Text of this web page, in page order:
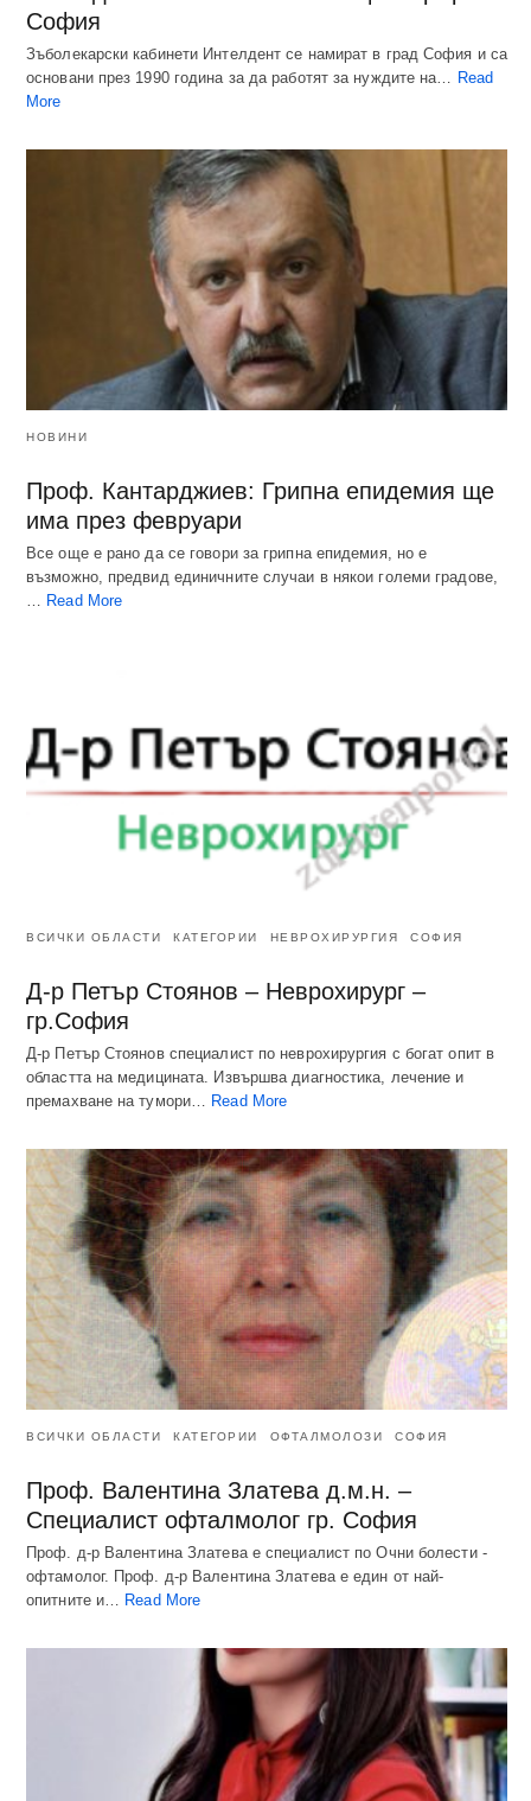
София
Зъболекарски кабинети Интелдент се намират в град София и са
основани през 1990 година за да работят за нуждите на… Read
More
НОВИНИ
Проф. Кантарджиев: Грипна епидемия ще
има през февруари
Все още е рано да се говори за грипна епидемия, но е
възможно, предвид единичните случаи в някои големи градове,
… Read More
ВСИЧКИ ОБЛАСТИ КАТЕГОРИИ НЕВРОХИРУРГИЯ СОФИЯ
Д-р Петър Стоянов – Неврохирург –
гр.София
Д-р Петър Стоянов специалист по неврохирургия с богат опит в
областта на медицината. Извършва диагностика, лечение и
премахване на тумори…
Read More
ВСИЧКИ ОБЛАСТИ КАТЕГОРИИ ОФТАЛМОЛОЗИ СОФИЯ
Проф. Валентина Златева д.м.н. –
Специалист офталмолог гр. София
Проф. д-р Валентина Златева е специалист по Очни болести -
офтамолог. Проф. д-р Валентина Златева е един от най-
опитните и… Read More